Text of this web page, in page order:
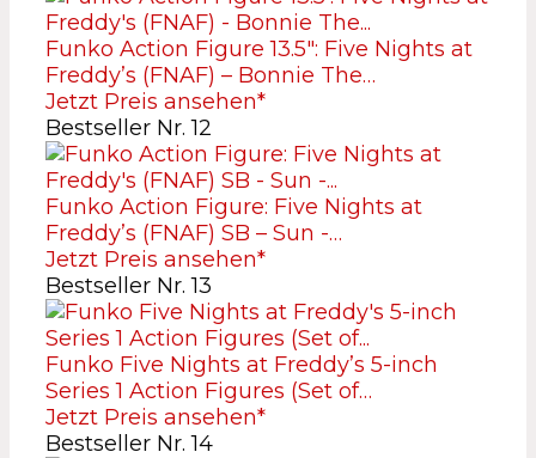
Funko Action Figure 13.5″: Five Nights at
Freddy’s (FNAF) – Bonnie The…
Jetzt Preis ansehen*
Bestseller Nr. 12
Funko Action Figure: Five Nights at
Freddy’s (FNAF) SB – Sun -…
Jetzt Preis ansehen*
Bestseller Nr. 13
Funko Five Nights at Freddy’s 5-inch
Series 1 Action Figures (Set of…
Jetzt Preis ansehen*
Bestseller Nr. 14